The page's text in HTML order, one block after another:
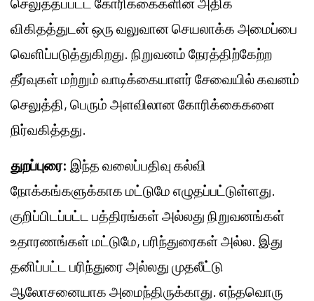
விகிதத்துடன் ஒரு வலுவான செயலாக்க அமைப்பை
வெளிப்படுத்துகிறது. நிறுவனம் நேரத்திற்கேற்ற
தீர்வுகள் மற்றும் வாடிக்கையாளர் சேவையில் கவனம்
செலுத்தி, பெரும் அளவிலான கோரிக்கைகளை
நிர்வகித்தது.
துறப்புரை: இந்த வலைப்பதிவு கல்வி
நோக்கங்களுக்காக மட்டுமே எழுதப்பட்டுள்ளது.
குறிப்பிடப்பட்ட பத்திரங்கள் அல்லது நிறுவனங்கள்
உதாரணங்கள் மட்டுமே, பரிந்துரைகள் அல்ல. இது
தனிப்பட்ட பரிந்துரை அல்லது முதலீட்டு
ஆலோசனையாக அமைந்திருக்காது. எந்தவொரு